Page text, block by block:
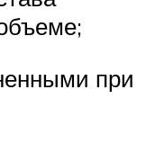
при